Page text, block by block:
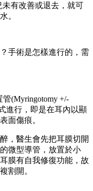
未有改善或退去，就可
。
手術是怎樣進行的，需
(Myringotomy +/-
進行，即是在耳內以顯
面傷痕。
，醫生會先把耳膜切開
微型導管，放置於小
膜有自我修復功能，故
割開。